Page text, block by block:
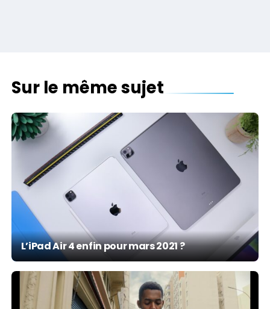
Sur le même sujet
L’iPad Air 4 enfin pour mars 2021 ?